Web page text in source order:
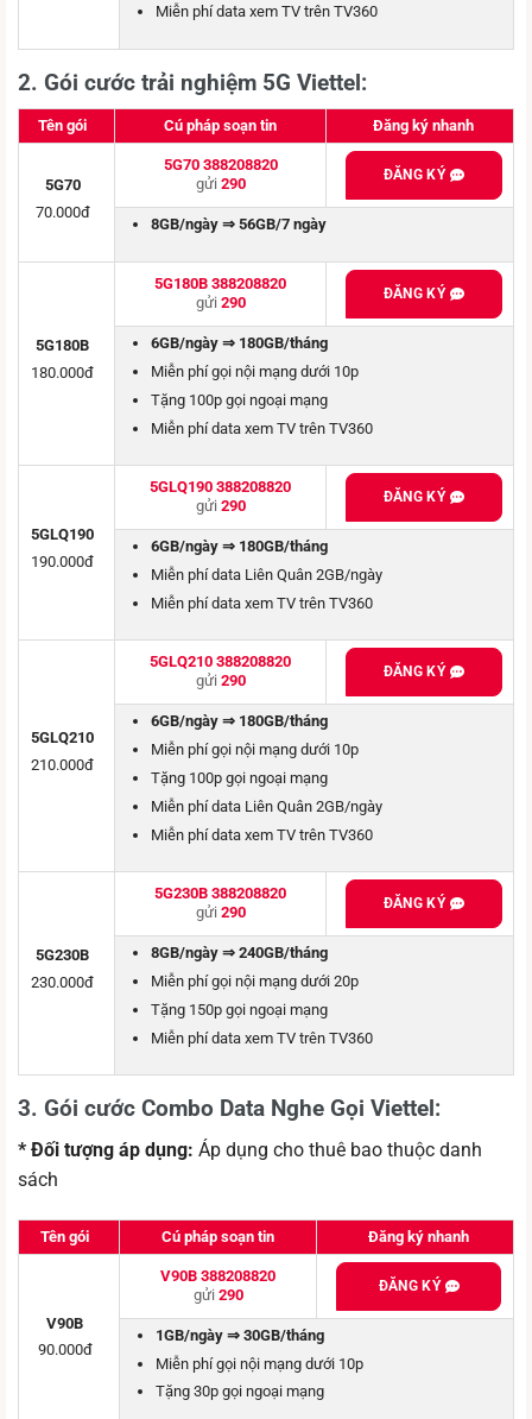
Miễn phí data xem TV trên TV360
2. Gói cước trải nghiệm 5G Viettel:
Tên gói Cú pháp soạn tin Đăng ký nhanh
5G70
70.000đ
5G70 388208820
gửi 290 ĐĂNG KÝ
8GB/ngày ⇒ 56GB/7 ngày
5G180B
180.000đ
5G180B 388208820
gửi 290 ĐĂNG KÝ
6GB/ngày ⇒ 180GB/tháng
Miễn phí gọi nội mạng dưới 10p
Tặng 100p gọi ngoại mạng
Miễn phí data xem TV trên TV360
5GLQ190
190.000đ
5GLQ190 388208820
gửi 290 ĐĂNG KÝ
6GB/ngày ⇒ 180GB/tháng
Miễn phí data Liên Quân 2GB/ngày
Miễn phí data xem TV trên TV360
5GLQ210
210.000đ
5GLQ210 388208820
gửi 290 ĐĂNG KÝ
6GB/ngày ⇒ 180GB/tháng
Miễn phí gọi nội mạng dưới 10p
Tặng 100p gọi ngoại mạng
Miễn phí data Liên Quân 2GB/ngày
Miễn phí data xem TV trên TV360
5G230B
230.000đ
5G230B 388208820
gửi 290 ĐĂNG KÝ
8GB/ngày ⇒ 240GB/tháng
Miễn phí gọi nội mạng dưới 20p
Tặng 150p gọi ngoại mạng
Miễn phí data xem TV trên TV360
3. Gói cước Combo Data Nghe Gọi Viettel:
* Đối tượng áp dụng: Áp dụng cho thuê bao thuộc danh
sách
Tên gói Cú pháp soạn tin Đăng ký nhanh
V90B
90.000đ
V90B 388208820
gửi 290 ĐĂNG KÝ
1GB/ngày ⇒ 30GB/tháng
Miễn phí gọi nội mạng dưới 10p
Tặng 30p gọi ngoại mạng